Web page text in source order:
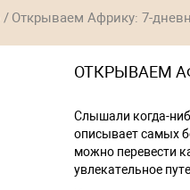
/ Открываем Африку: 7-
ОТКРЫВАЕМ
Слышали когда-
описывает самых
можно перевести
увлекательное